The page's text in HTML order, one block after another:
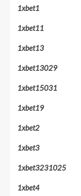
1xbet1
1xbet11
1xbet13
1xbet13029
1xbet15031
1xbet19
1xbet2
1xbet3
1xbet3231025
1xbet4